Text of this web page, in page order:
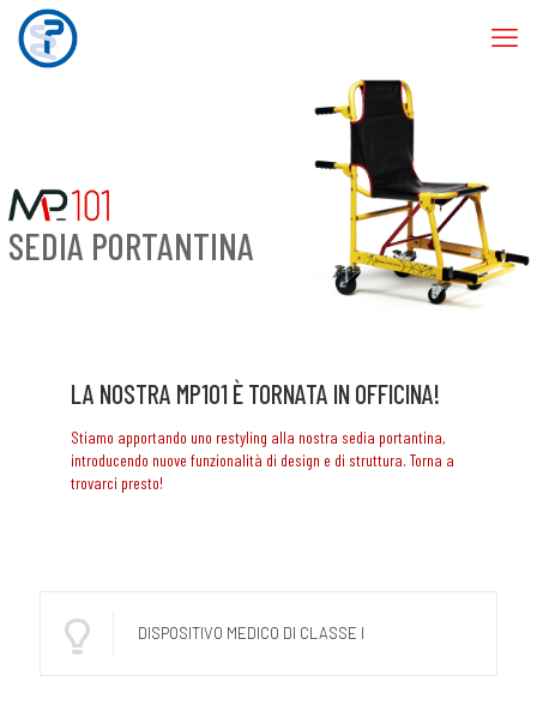
SEDIA PORTANTINA
LA NOSTRA MP101 È TORNATA IN OFFICINA!
Stiamo apportando uno restyling alla nostra sedia portantina,
introducendo nuove funzionalità di design e di struttura. Torna a
trovarci presto!
DISPOSITIVO MEDICO DI CLASSE I